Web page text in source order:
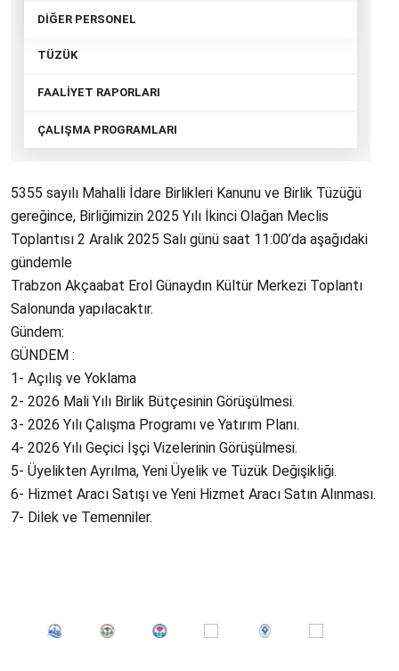
DİĞER PERSONEL
TÜZÜK
FAALİYET RAPORLARI
ÇALIŞMA PROGRAMLARI
5355 sayılı Mahalli İdare Birlikleri Kanunu ve Birlik Tüzüğü
gereğince, Birliğimizin 2025 Yılı İkinci Olağan Meclis
Toplantısı 2 Aralık 2025 Salı günü saat 11:00’da aşağıdaki
gündemle
Trabzon Akçaabat Erol Günaydın Kültür Merkezi Toplantı
Salonunda yapılacaktır.
Gündem:
GÜNDEM :
1- Açılış ve Yoklama
2- 2026 Mali Yılı Birlik Bütçesinin Görüşülmesi.
3- 2026 Yılı Çalışma Programı ve Yatırım Planı.
4- 2026 Yılı Geçici İşçi Vizelerinin Görüşülmesi.
5- Üyelikten Ayrılma, Yeni Üyelik ve Tüzük Değişikliği.
6- Hizmet Aracı Satışı ve Yeni Hizmet Aracı Satın Alınması.
7- Dilek ve Temenniler.